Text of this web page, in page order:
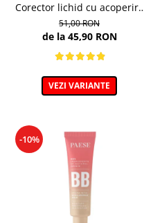
Corector lichid cu acoperire
puternica, 40 Golden Beige -
9ml
51,00 RON
de la 45,90 RON
VEZI VARIANTE
-10%